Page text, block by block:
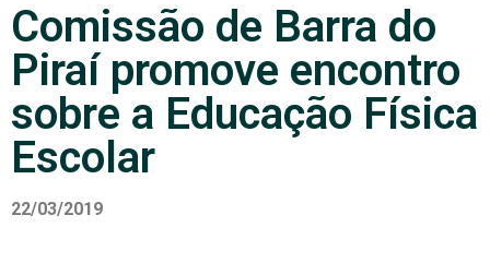
Comissão de Barra do
Piraí promove encontro
sobre a Educação Física
Escolar
22/03/2019